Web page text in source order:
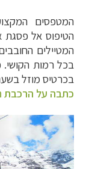
המטפסים
הטיפוס אל פסגת
המטיילים
בכל רמות
בכרטיס מוזל
כתבה על הרכבת